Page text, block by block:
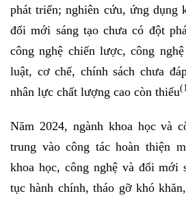
phát triển; nghiên cứu, ứng dụng
đổi mới sáng tạo chưa có đột
công nghệ chiến lược, công
luật, cơ chế, chính sách chưa
nhân lực chất lượng cao còn thiếu
Năm 2024, ngành khoa học và
trung vào công tác hoàn thiện
khoa học, công nghệ và đổi mới
tục hành chính, tháo gỡ khó